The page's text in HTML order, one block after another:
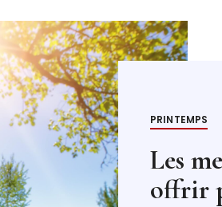
publicitaires à
le printemps